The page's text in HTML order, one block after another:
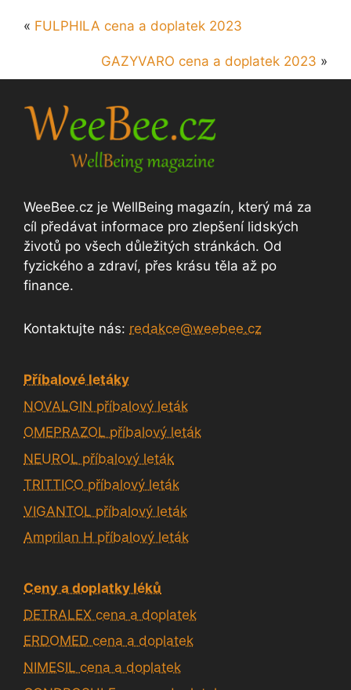
« FULPHILA cena a doplatek 2023
GAZYVARO cena a doplatek 2023 »
WeeBee.cz je WellBeing magazín, který má za
cíl předávat informace pro zlepšení lidských
životů po všech důležitých stránkách. Od
fyzického a zdraví, přes krásu těla až po
finance.
Kontaktujte nás: redakce@weebee.cz
Příbalové letáky
NOVALGIN příbalový leták
OMEPRAZOL příbalový leták
NEUROL příbalový leták
TRITTICO příbalový leták
VIGANTOL příbalový leták
Amprilan H příbalový leták
Ceny a doplatky léků
DETRALEX cena a doplatek
ERDOMED cena a doplatek
NIMESIL cena a doplatek